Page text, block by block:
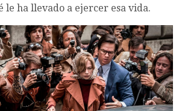
le ha llevado a ejercer esa vida.